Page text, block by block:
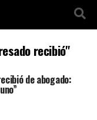
recibió"
de abogado: